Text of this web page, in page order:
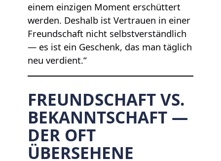
einem einzigen Moment erschüttert
werden. Deshalb ist Vertrauen in einer
Freundschaft nicht selbstverständlich
— es ist ein Geschenk, das man täglich
neu verdient.“
FREUNDSCHAFT VS.
BEKANNTSCHAFT —
DER OFT
ÜBERSEHENE